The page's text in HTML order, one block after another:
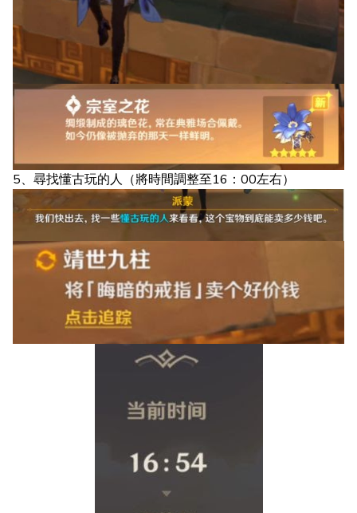
5、尋找懂古玩的人（將時間調整至16：00左右）